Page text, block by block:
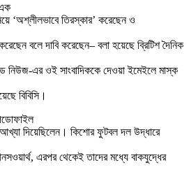
‘অশ্লীলভাবে তিরস্কার’ করেছেন ও
বলে দাবি করেছেন– বলা হয়েছে ব্রিটিশ দৈনিক
নিউজ-এর ওই সাংবাদিককে দেওয়া ইমেইলে মাস্ক
বিবিসি।
আখ্যা দিয়েছিলেন। কিশোর ফুটবল দল উদ্ধারে
এরপর থেকেই তাদের মধ্যে বাকযুদ্ধের